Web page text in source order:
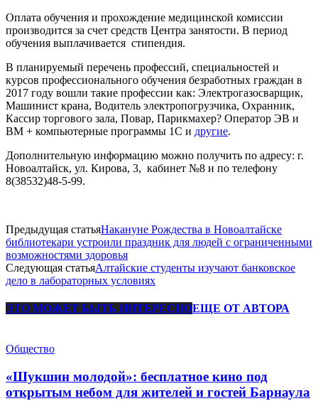
Оплата обучения и прохождение медицинской комиссии
производится за счет средств Центра занятости. В период
обучения выплачивается стипендия.
В планируемый перечень профессий, специальностей и
курсов профессионального обучения безработных граждан в
2017 году вошли такие профессии как: Электрогазосварщик,
Машинист крана, Водитель электропогрузчика, Охранник,
Кассир торгового зала, Повар, Парикмахер? Оператор ЭВ и
ВМ + компьютерные программы 1С и другие.
Дополнительную информацию можно получить по адресу: г.
Новоалтайск, ул. Кирова, 3, кабинет №8 и по телефону
8(38532)48-5-99.
Предыдущая статьяНакануне Рождества в Новоалтайске
библиотекари устроили праздник для людей с ограниченными
возможностями здоровья
Следующая статьяАлтайские студенты изучают банковское
дело в лабораторных условиях
ЭТО МОЖЕТ БЫТЬ ИНТЕРЕСНОЕЩЕ ОТ АВТОРА
Общество
«Шукшин молодой»: бесплатное кино под
открытым небом для жителей и гостей Барнаула